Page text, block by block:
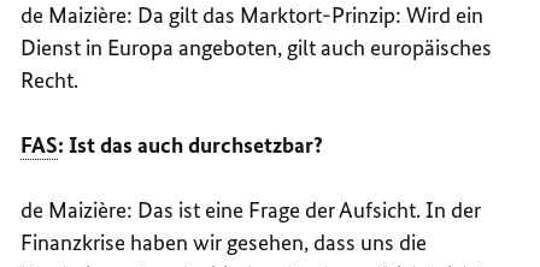
de Maizière: Da gilt das Marktort-Prinzip: Wird ein
Dienst in Europa angeboten, gilt auch europäisches
Recht.
FAS: Ist das auch durchsetzbar?
de Maizière: Das ist eine Frage der Aufsicht. In der
Finanzkrise haben wir gesehen, dass uns die